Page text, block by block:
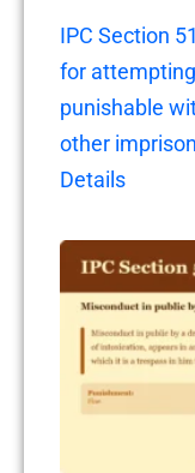
IPC Section
for
punishable
other
Details